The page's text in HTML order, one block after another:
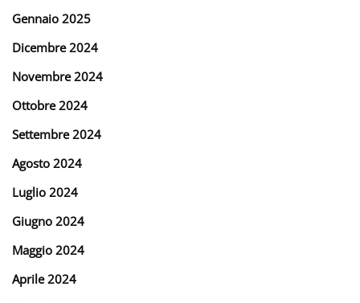
Gennaio 2025
Dicembre 2024
Novembre 2024
Ottobre 2024
Settembre 2024
Agosto 2024
Luglio 2024
Giugno 2024
Maggio 2024
Aprile 2024